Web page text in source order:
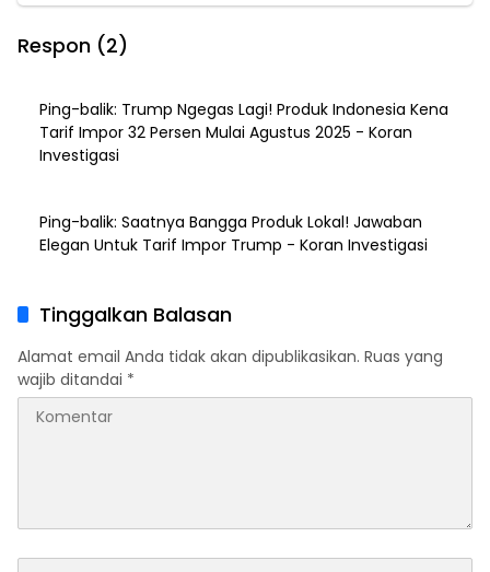
Respon (2)
Ping-balik: Trump Ngegas Lagi! Produk Indonesia Kena
Tarif Impor 32 Persen Mulai Agustus 2025 - Koran
Investigasi
Ping-balik: Saatnya Bangga Produk Lokal! Jawaban
Elegan Untuk Tarif Impor Trump - Koran Investigasi
Tinggalkan Balasan
Alamat email Anda tidak akan dipublikasikan. Ruas yang
wajib ditandai *